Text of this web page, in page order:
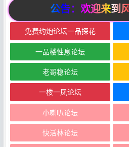
公告：欢迎来到
免费约炮论坛一品探花
一品楼性息论坛
老哥稳论坛
一楼一凤论坛
小喇叭论坛
快活林论坛